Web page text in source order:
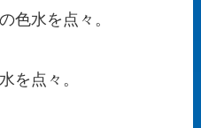
色水を点々。
を点々。